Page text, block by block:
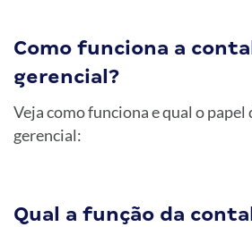
Como funciona a
gerencial?
Veja como funciona e qual o
gerencial:
Qual a função da